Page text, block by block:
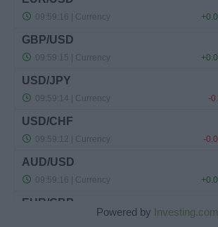
Powered by Investing.com